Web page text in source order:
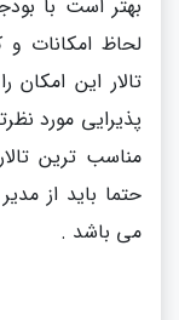
بهتر است با
لحاظ امکانات
تالار این
پذیرایی مورد
مناسب ترین
حتما باید از
می باشد .